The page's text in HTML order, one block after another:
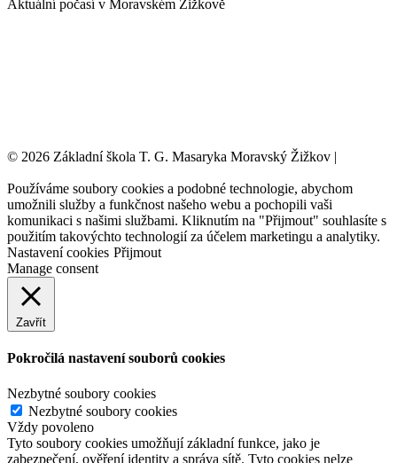
Aktuální počasí v Moravském Žižkově
© 2026 Základní škola T. G. Masaryka Moravský Žižkov |
Používáme soubory cookies a podobné technologie, abychom
umožnili služby a funkčnost našeho webu a pochopili vaši
komunikaci s našimi službami. Kliknutím na "Přijmout" souhlasíte s
použitím takovýchto technologií za účelem marketingu a analytiky.
Nastavení cookies Přijmout
Manage consent
Zavřít
Pokročilá nastavení souborů cookies
Nezbytné soubory cookies
Nezbytné soubory cookies
Vždy povoleno
Tyto soubory cookies umožňují základní funkce, jako je
zabezpečení, ověření identity a správa sítě. Tyto cookies nelze